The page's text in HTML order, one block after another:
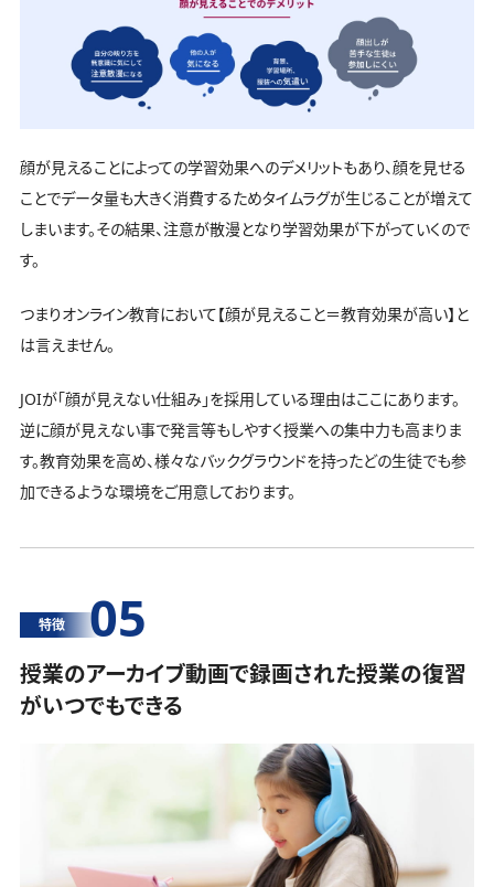
顔が見えることによっての学習効果へのデメリットもあり、顔を見せる
ことでデータ量も大きく消費するためタイムラグが生じることが増えて
しまいます。その結果、注意が散漫となり学習効果が下がっていくので
す。
つまりオンライン教育において【顔が見えること＝教育効果が高い】と
は言えません。
JOIが「顔が見えない仕組み」を採用している理由はここにあります。
逆に顔が見えない事で発言等もしやすく授業への集中力も高まりま
す。教育効果を高め、様々なバックグラウンドを持ったどの生徒でも参
加できるような環境をご用意しております。
特徴 05
授業のアーカイブ動画で録画された授業の復習
がいつでもできる